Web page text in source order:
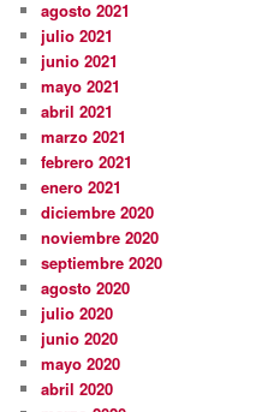
agosto 2021
julio 2021
junio 2021
mayo 2021
abril 2021
marzo 2021
febrero 2021
enero 2021
diciembre 2020
noviembre 2020
septiembre 2020
agosto 2020
julio 2020
junio 2020
mayo 2020
abril 2020